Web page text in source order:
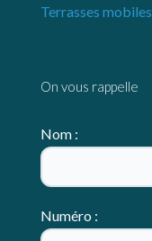
Terrasses mobiles
On vous rappelle
Nom :
Numéro :